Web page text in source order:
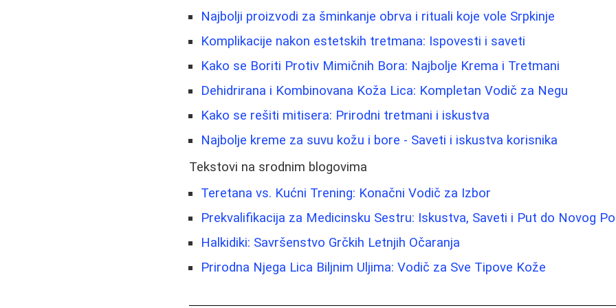
Najbolji proizvodi za šminkanje obrva i rituali koje vole Srpkinje
Komplikacije nakon estetskih tretmana: Ispovesti i saveti
Kako se Boriti Protiv Mimičnih Bora: Najbolje Krema i Tretmani
Dehidrirana i Kombinovana Koža Lica: Kompletan Vodič za Negu
Kako se rešiti mitisera: Prirodni tretmani i iskustva
Najbolje kreme za suvu kožu i bore - Saveti i iskustva korisnika
Tekstovi na srodnim blogovima
Teretana vs. Kućni Trening: Konačni Vodič za Izbor
Prekvalifikacija za Medicinsku Sestru: Iskustva, Saveti i Put do Novog
Halkidiki: Savršenstvo Grčkih Letnjih Očaranja
Prirodna Njega Lica Biljnim Uljima: Vodič za Sve Tipove Kože